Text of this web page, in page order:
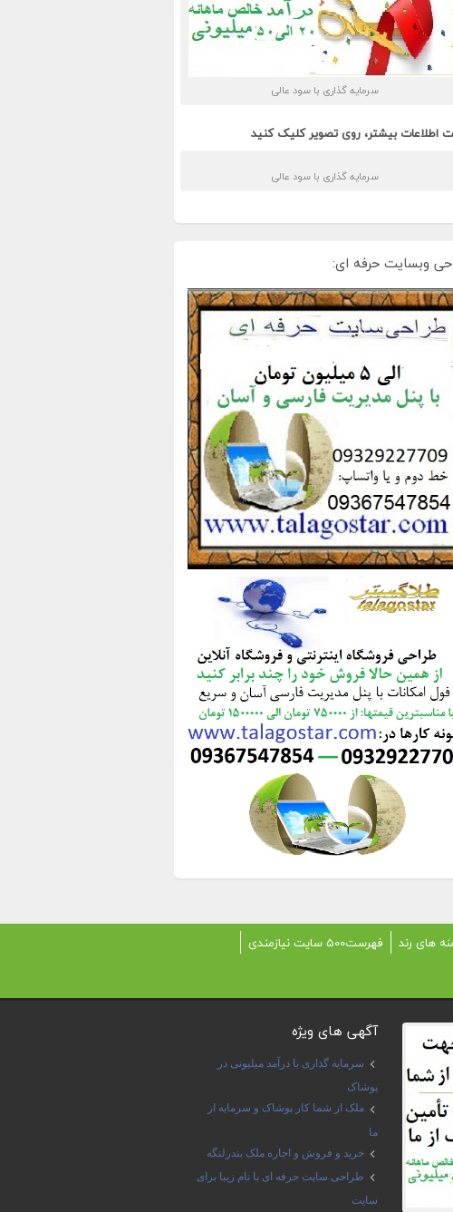
سرمایه گذاری با سود عالی
اطلاعات بیشتر، روی تصویر کلیک کنید
سرمایه گذاری با سود عالی
وبسایت حرفه ای:
های رند
فهرست500 سایت نیازمندی
آگهی های ویژه
سرمایه گذاری با درآمد میلیونی در
پوشاک
ملک از شما کار پوشاک و سرمایه از
ما
خرید و فروش و اجاره ملک بندرلنگه
طراحی سایت حرفه ای با نام زیبا برای
سایت